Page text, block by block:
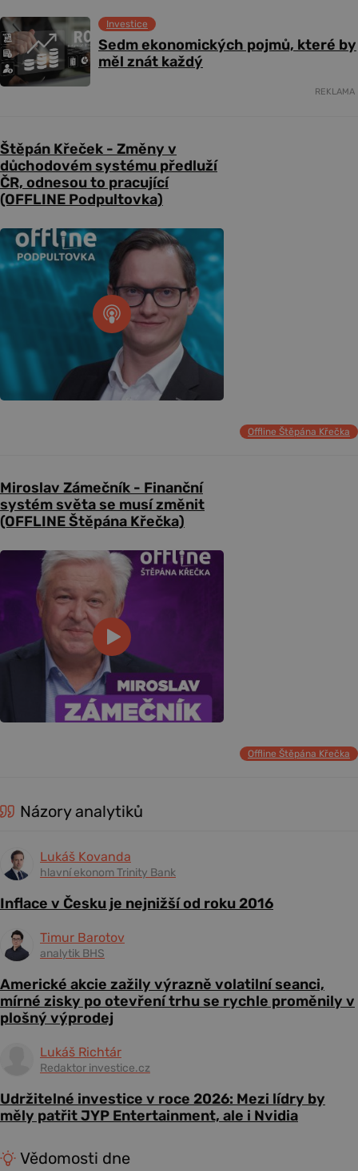
Sedm ekonomických pojmů, které by
měl znát každý
Investice
REKLAMA
Štěpán Křeček - Změny v
důchodovém systému předluží
ČR, odnesou to pracující
(OFFLINE Podpultovka)
Offline Štěpána Křečka
Miroslav Zámečník - Finanční
systém světa se musí změnit
(OFFLINE Štěpána Křečka)
Offline Štěpána Křečka
Názory analytiků
Lukáš Kovanda
hlavní ekonom Trinity Bank
Inflace v Česku je nejnižší od roku 2016
Timur Barotov
analytik BHS
Americké akcie zažily výrazně volatilní seanci,
mírné zisky po otevření trhu se rychle proměnily v
plošný výprodej
Lukáš Richtár
Redaktor investice.cz
Udržitelné investice v roce 2026: Mezi lídry by
měly patřit JYP Entertainment, ale i Nvidia
Vědomosti dne